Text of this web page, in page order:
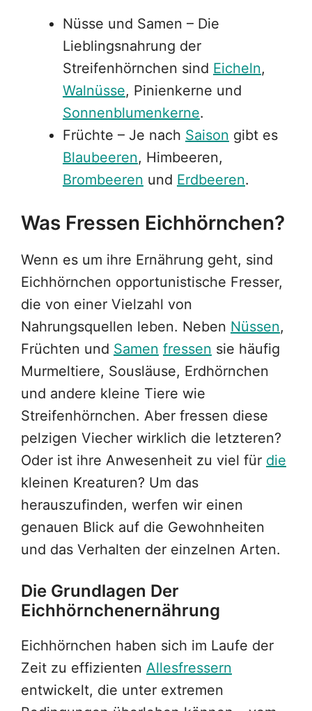
Nüsse und Samen – Die
Lieblingsnahrung der
Streifenhörnchen sind Eicheln,
Walnüsse, Pinienkerne und
Sonnenblumenkerne.
Früchte – Je nach Saison gibt es
Blaubeeren, Himbeeren,
Brombeeren und Erdbeeren.
Was Fressen Eichhörnchen?
Wenn es um ihre Ernährung geht, sind
Eichhörnchen opportunistische Fresser,
die von einer Vielzahl von
Nahrungsquellen leben. Neben Nüssen,
Früchten und Samen fressen sie häufig
Murmeltiere, Sousläuse, Erdhörnchen
und andere kleine Tiere wie
Streifenhörnchen. Aber fressen diese
pelzigen Viecher wirklich die letzteren?
Oder ist ihre Anwesenheit zu viel für die
kleinen Kreaturen? Um das
herauszufinden, werfen wir einen
genauen Blick auf die Gewohnheiten
und das Verhalten der einzelnen Arten.
Die Grundlagen Der
Eichhörnchenernährung
Eichhörnchen haben sich im Laufe der
Zeit zu effizienten Allesfressern
entwickelt, die unter extremen